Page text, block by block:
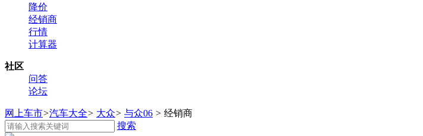
降价
经销商
行情
计算器
社区
问答
论坛
网上车市>汽车大全> 大众> 与众06 > 经销商
搜索